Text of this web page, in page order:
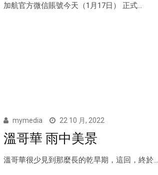
加航官方微信賬號今天（1月17日） 正式...
mymedia 22 10 月, 2022
溫哥華 雨中美景
溫哥華很少見到那麼長的乾旱期，這回，終於...